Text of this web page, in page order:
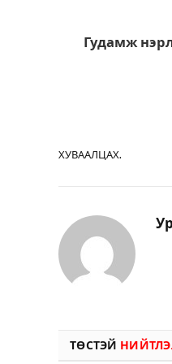
Гудамж
ХУВААЛЦАХ.
ТӨСТЭЙ